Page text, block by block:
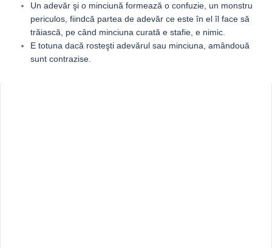
Un adevăr şi o minciună formează o confuzie, un monstru
periculos, fiindcă partea de adevăr ce este în el îl face să
trăiască, pe când minciuna curată e stafie, e nimic.
E totuna dacă rosteşti adevărul sau minciuna, amândouă
sunt contrazise.